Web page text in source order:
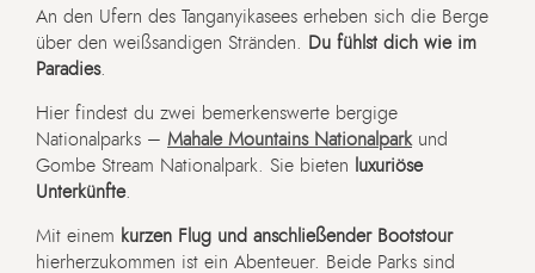
An den Ufern des Tanganyikasees erheben sich die Berge
über den weißsandigen Stränden.
Du fühlst dich wie im
Paradies.
Hier findest du zwei bemerkenswerte bergige
Nationalparks – Mahale Mountains Nationalpark und
Gombe Stream Nationalpark. Sie bieten
luxuriöse
Unterkünfte.
Mit einem kurzen Flug und anschließender Bootstour
hierherzukommen ist ein Abenteuer. Beide Parks sind